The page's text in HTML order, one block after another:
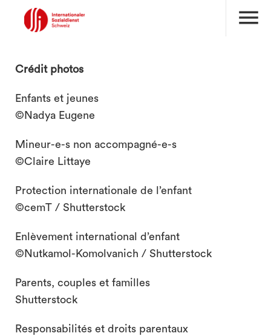
menu
Crédit photos
Enfants et jeunes
©Nadya Eugene
Mineur-e-s non accompagné-e-s
©Claire Littaye
Protection internationale de l’enfant
©cemT / Shutterstock
Enlèvement international d’enfant
©Nutkamol-Komolvanich / Shutterstock
Parents, couples et familles
Shutterstock
Responsabilités et droits parentaux